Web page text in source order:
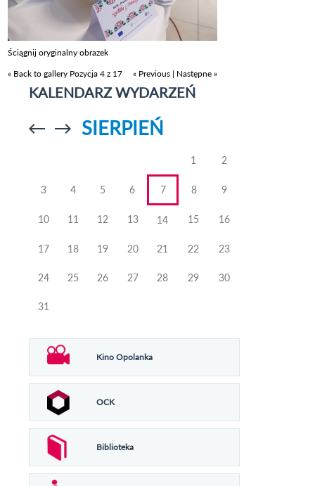
Ściągnij oryginalny obrazek
« Back to gallery Pozycja 4 z 17 « Previous | Następne »
KALENDARZ WYDARZEŃ
Przejdź doPrzejdź do
SIERPIEŃ
1 2
3 4 5 6 7 8 9
10 11 12 13 14 15 16
17 18 19 20 21 22 23
24 25 26 27 28 29 30
31
Kino Opolanka
OCK
Biblioteka